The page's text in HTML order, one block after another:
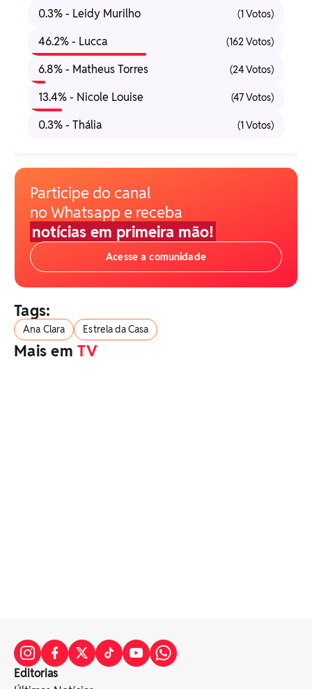
0.3% - Leidy Murilho (1 Votos)
46.2% - Lucca (162 Votos)
6.8% - Matheus Torres (24 Votos)
13.4% - Nicole Louise (47 Votos)
0.3% - Thália (1 Votos)
Participe do canal
no Whatsapp e receba
notícias em primeira mão!
Acesse a comunidade
Tags:
Ana Clara Estrela da Casa
Mais emTV
Editorias